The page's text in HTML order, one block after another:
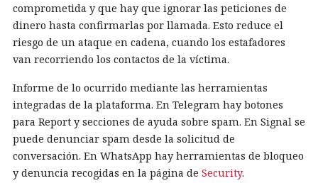
comprometida y que hay que ignorar las peticiones de
dinero hasta confirmarlas por llamada. Esto reduce el
riesgo de un ataque en cadena, cuando los estafadores
van recorriendo los contactos de la víctima.
Informe de lo ocurrido mediante las herramientas
integradas de la plataforma. En Telegram hay botones
para Report y secciones de ayuda sobre spam. En Signal se
puede denunciar spam desde la solicitud de
conversación. En WhatsApp hay herramientas de bloqueo
y denuncia recogidas en la página de Security.